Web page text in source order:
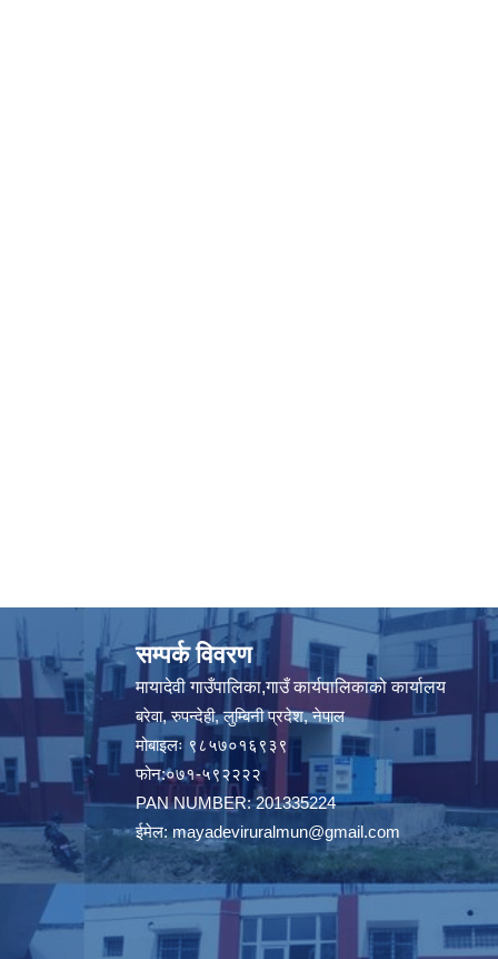
सम्पर्क विवरण
मायादेवी गाउँपालिका,गाउँ कार्यपालिकाको कार्यालय
बरेवा, रुपन्देही, लुम्बिनी प्रदेश, नेपाल
मोबाइलः ९८५७०१६९३९
फोन:०७१-५९२२२२
PAN NUMBER: 201335224
ईमेल: mayadeviruralmun@gmail.com